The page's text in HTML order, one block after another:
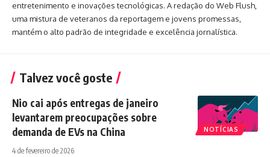
entretenimento e inovações tecnológicas. A redação do Web Flush,
uma mistura de veteranos da reportagem e jovens promessas,
mantém o alto padrão de integridade e excelência jornalística.
Talvez você goste
NOTÍCIAS
Nio cai após entregas de janeiro
levantarem preocupações sobre
demanda de EVs na China
4 de fevereiro de 2026